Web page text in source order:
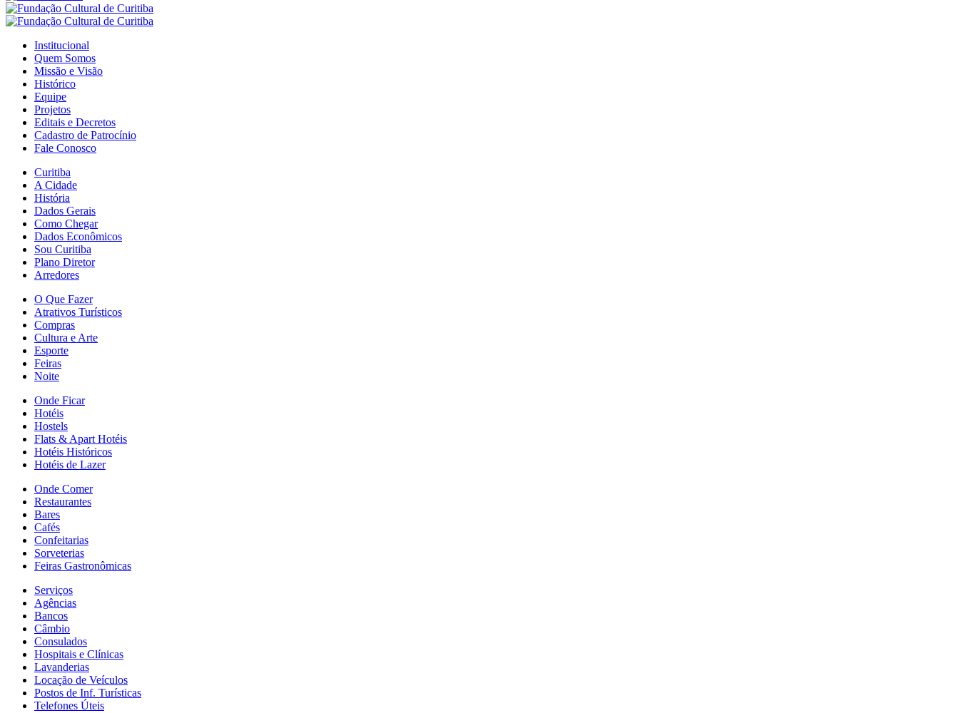
Institucional
Quem Somos
Missão e Visão
Histórico
Equipe
Projetos
Editais e Decretos
Cadastro de Patrocínio
Fale Conosco
Curitiba
A Cidade
História
Dados Gerais
Como Chegar
Dados Econômicos
Sou Curitiba
Plano Diretor
Arredores
O Que Fazer
Atrativos Turísticos
Compras
Cultura e Arte
Esporte
Feiras
Noite
Onde Ficar
Hotéis
Hostels
Flats & Apart Hotéis
Hotéis Históricos
Hotéis de Lazer
Onde Comer
Restaurantes
Bares
Cafés
Confeitarias
Sorveterias
Feiras Gastronômicas
Serviços
Agências
Bancos
Câmbio
Consulados
Hospitais e Clínicas
Lavanderias
Locação de Veículos
Postos de Inf. Turísticas
Telefones Úteis